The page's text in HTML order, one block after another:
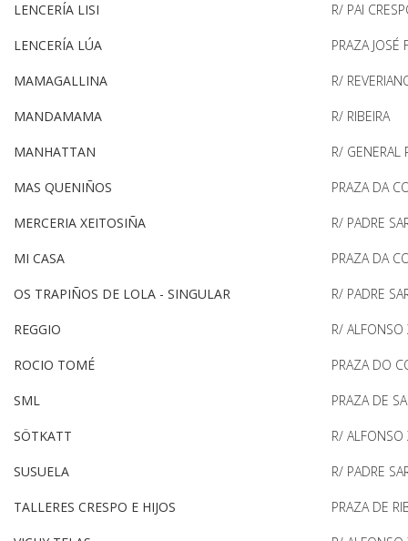
LENCERÍA LISI R/ PAI
LENCERÍA LÚA PRAZA JOSÉ
MAMAGALLINA R/
MANDAMAMA R/ RIBEIRA
MANHATTAN R/ GENERAL
MAS QUENIÑOS PRAZA DA
MERCERIA XEITOSIÑA R/ PADRE
MI CASA PRAZA DA
OS TRAPIÑOS DE LOLA - SINGULAR R/ PADRE
REGGIO R/ ALFONSO
ROCIO TOMÉ PRAZA DO
SML PRAZA DE
SÖTKATT R/ ALFONSO
SUSUELA R/ PADRE
TALLERES CRESPO E HIJOS PRAZA DE